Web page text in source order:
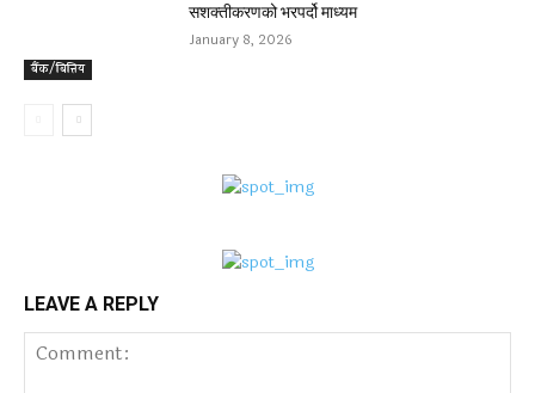
बैंक/बित्तिय
सशक्तीकरणको भरपर्दो माध्यम
January 8, 2026
LEAVE A REPLY